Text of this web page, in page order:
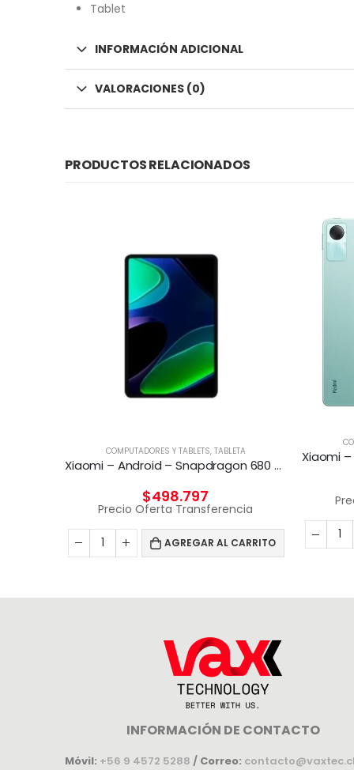
Tablet
INFORMACIÓN ADICIONAL
VALORACIONES (0)
PRODUCTOS RELACIONADOS
COMPUTADORES Y TABLETS, TABLETA
Xiaomi – Android – Snapdragon 680 – 6GB RAM 128GB ROM
$498.797
Precio Oferta Transferencia
AGREGAR AL CARRITO
INFORMACIÓN DE CONTACTO
Móvil: +56 9 4572 5288 / Correo: